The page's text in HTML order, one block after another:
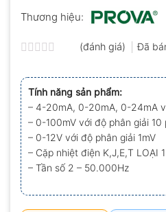
Thương hiệu:
xếp
hạng
0.0
5
sao
(đánh giá) Đã
Tính năng sản phẩm:
– 4-20mA, 0-20mA, 0-24mA
– 0-100mV với độ phân giải 10
– 0-12V với độ phân giải 1mV
– Cặp nhiệt điện K,J,E,T LOẠI
– Tần số 2 – 50.000Hz